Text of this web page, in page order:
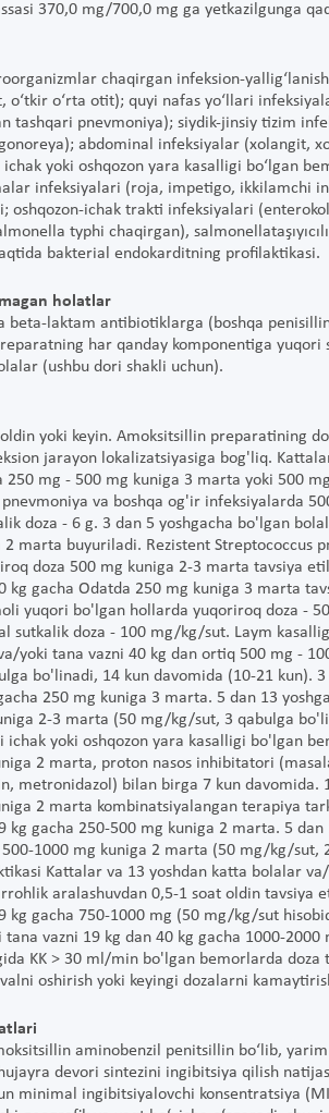
370,0 mg/700,0 mg ga yetkazilgunga
chaqirgan infeksion-
o‘tkir o‘rta otit); quyi nafas yo‘llari
tashqari pnevmoniya); siydik-jinsiy tizim
abdominal infeksiyalar (xolangit,
yoki oshqozon yara kasalligi bo‘lgan
infeksiyalari (roja, impetigo, ikkilamchi
oshqozon-ichak trakti infeksiyalari
typhi chaqirgan),
bakterial endokarditning profilaktikasi.
holatlar
beta-laktam antibiotiklarga (boshqa
har qanday komponentiga yuqori
(ushbu dori shakli uchun).
yoki keyin. Amoksitsillin preparatining
jarayon lokalizatsiyasiga bog'liq.
250 mg - 500 mg kuniga 3 marta yoki 500
va boshqa og'ir infeksiyalarda
doza - 6 g. 3 dan 5 yoshgacha bo'lgan
marta buyuriladi. Rezistent Streptococcus
doza 500 mg kuniga 2-3 marta tavsiya
kg gacha Odatda 250 mg kuniga 3 marta
yuqori bo'lgan hollarda yuqoriroq doza -
sutkalik doza - 100 mg/kg/sut. Laym
yoki tana vazni 40 kg dan ortiq 500 mg -
bo'linadi, 14 kun davomida (10-21 kun).
250 mg kuniga 3 marta. 5 dan 13
2-3 marta (50 mg/kg/sut, 3 qabulga
yoki oshqozon yara kasalligi bo'lgan
2 marta, proton nasos inhibitatori
metronidazol) bilan birga 7 kun davomida.
2 marta kombinatsiyalangan terapiya
kg gacha 250-500 mg kuniga 2 marta. 5
500-1000 mg kuniga 2 marta (50 mg/kg/sut,
Kattalar va 13 yoshdan katta bolalar
aralashuvdan 0,5-1 soat oldin tavsiya
kg gacha 750-1000 mg (50 mg/kg/sut
vazni 19 kg dan 40 kg gacha 1000-
KK > 30 ml/min bo'lgan bemorlarda
oshirish yoki keyingi dozalarni
aminobenzil penitsillin bo‘lib,
devori sintezini ingibitsiya qilish
minimal ingibitsiyalovchi konsentratsiya